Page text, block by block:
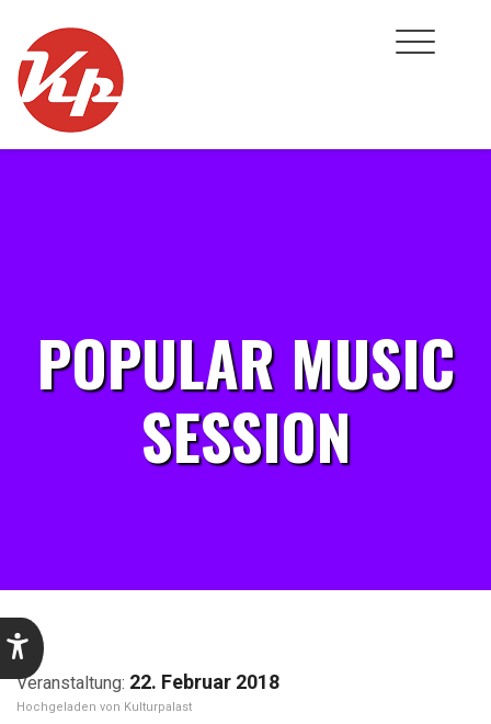
content
POPULAR MUSIC
SESSION
22. Februar 2018
Kulturpalast